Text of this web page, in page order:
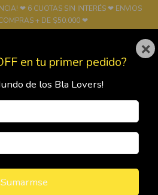
❤ 6 CUOTAS SIN INTERÉS ❤ ENVIOS
+ DE $50.000 ❤
0
Motorola > Moto E20/30/40
30/40
×
en tu primer pedido?
de los Bla Lovers!
Sumarmse